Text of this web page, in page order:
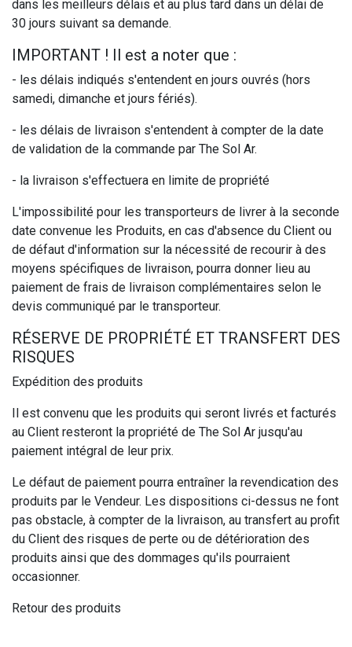
dans les meilleurs délais et au plus tard dans un délai de
30 jours suivant sa demande.
IMPORTANT ! Il est a noter que :
- les délais indiqués s'entendent en jours ouvrés (hors
samedi, dimanche et jours fériés).
- les délais de livraison s'entendent à compter de la date
de validation de la commande par The Sol Ar.
- la livraison s'effectuera en limite de propriété
L'impossibilité pour les transporteurs de livrer à la seconde
date convenue les Produits, en cas d'absence du Client ou
de défaut d'information sur la nécessité de recourir à des
moyens spécifiques de livraison, pourra donner lieu au
paiement de frais de livraison complémentaires selon le
devis communiqué par le transporteur.
RÉSERVE DE PROPRIÉTÉ ET TRANSFERT DES
RISQUES
Expédition des produits
Il est convenu que les produits qui seront livrés et facturés
au Client resteront la propriété de The Sol Ar jusqu'au
paiement intégral de leur prix.
Le défaut de paiement pourra entraîner la revendication des
produits par le Vendeur. Les dispositions ci-dessus ne font
pas obstacle, à compter de la livraison, au transfert au profit
du Client des risques de perte ou de détérioration des
produits ainsi que des dommages qu'ils pourraient
occasionner.
Retour des produits